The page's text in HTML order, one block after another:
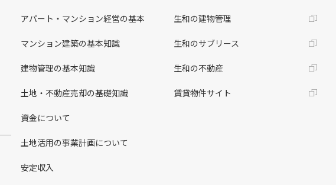
アパート・マンション経営の基本
マンション建築の基本知識
建物管理の基本知識
土地・不動産売却の基礎知識
資金について
土地活用の事業計画について
安定収入
生和の建物管理
生和のサブリース
生和の不動産
賃貸物件サイト